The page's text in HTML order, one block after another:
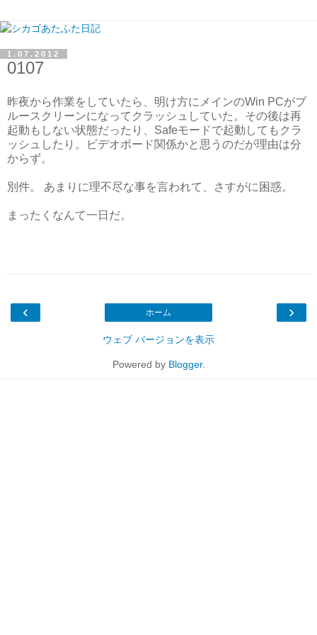
1.07.2012
0107
昨夜から作業をしていたら、明け方にメインのWin PCがブ
ルースクリーンになってクラッシュしていた。その後は再
起動もしない状態だったり、Safeモードで起動してもクラ
ッシュしたり。ビデオボード関係かと思うのだが理由は分
からず。
別件。 あまりに理不尽な事を言われて、さすがに困惑。
まったくなんて一日だ。
‹ ›
ホーム
ウェブ バージョンを表示
Powered by Blogger.